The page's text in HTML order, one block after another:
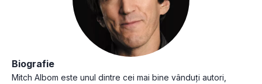
Biografie
Mitch Albom este unul dintre cei mai bine vânduți autori,